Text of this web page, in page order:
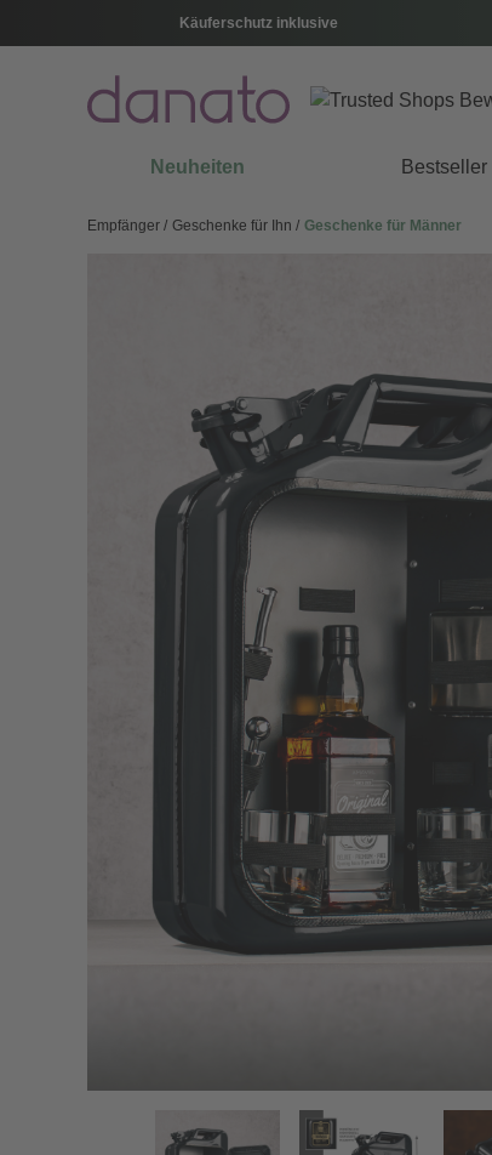
Käuferschutz inklusive
Neuheiten Bestseller
Empfänger Geschenke für Ihn Geschenke für Männer